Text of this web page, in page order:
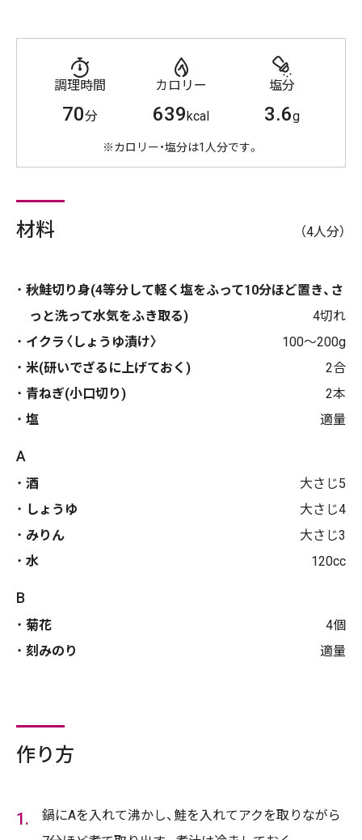
調理時間
70分
カロリー
639kcal
塩分
3.6g
※カロリー・塩分は1人分です。
材料 （4人分）
秋鮭切り身(4等分して軽く塩をふって10分ほど置き、さ
っと洗って水気をふき取る)
4切れ
イクラ〈しょうゆ漬け〉
100〜200g
米(研いでざるに上げておく)
2合
青ねぎ(小口切り)
2本
塩
適量
A
酒
大さじ5
しょうゆ
大さじ4
みりん
大さじ3
水
120cc
B
菊花
4個
刻みのり
適量
作り方
鍋にAを入れて沸かし、鮭を入れてアクを取りながら